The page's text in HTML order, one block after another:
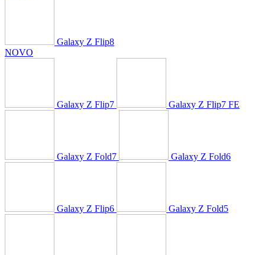
Galaxy Z Flip8
NOVO
Galaxy Z Flip7 Galaxy Z Flip7 FE
Galaxy Z Fold7 Galaxy Z Fold6
Galaxy Z Flip6 Galaxy Z Fold5